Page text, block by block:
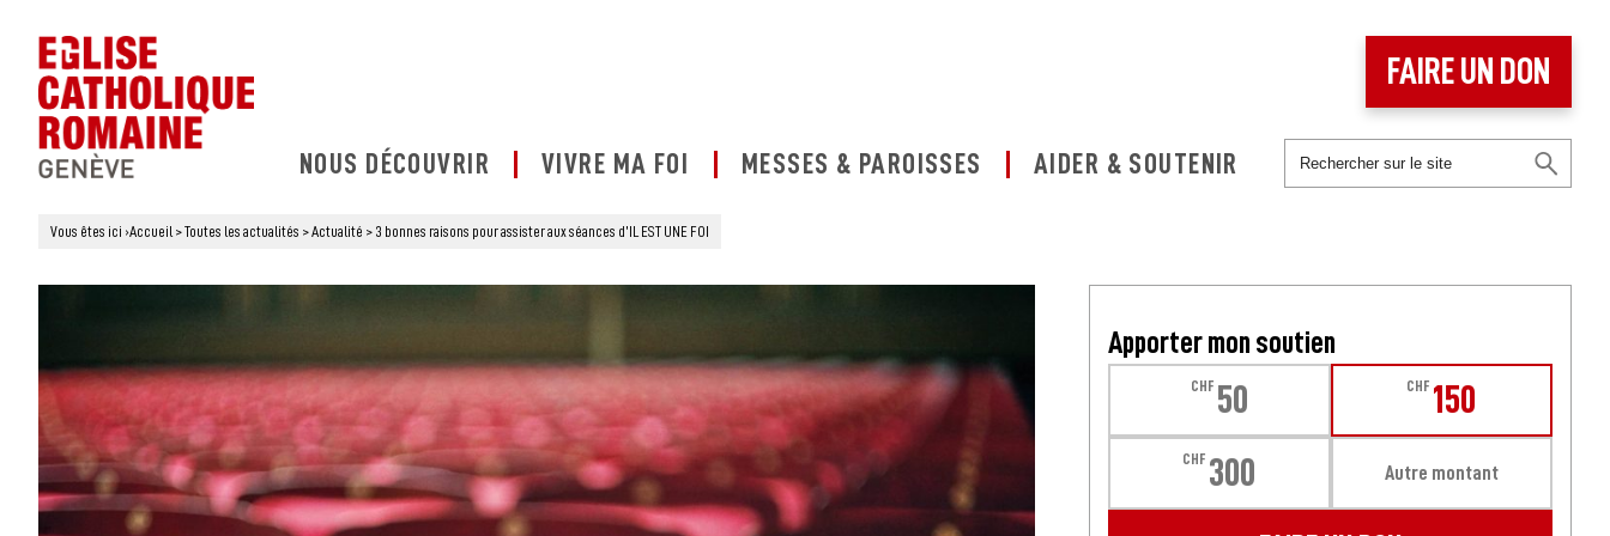
NOUS DÉCOUVRIR VIVRE MA FOI MESSES & PAROISSES AIDER & SOUTENIR
FAIRE UN DON
Vous êtes ici ›Accueil >Toutes les actualités >Actualité > 3 bonnes raisons pour assister aux séances d’IL EST UNE FOI
Apporter mon soutien
CHF 50 CHF 150
CHF 300 Autre montant